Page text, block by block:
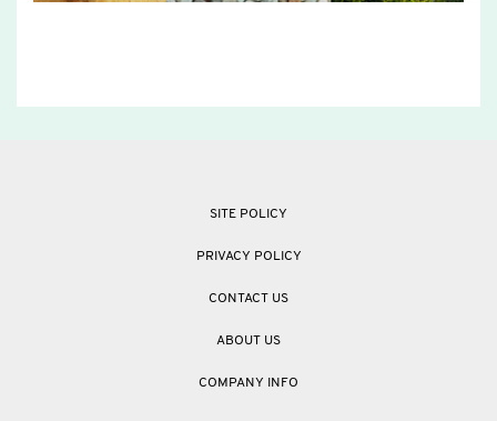
SITE POLICY
PRIVACY POLICY
CONTACT US
ABOUT US
COMPANY INFO